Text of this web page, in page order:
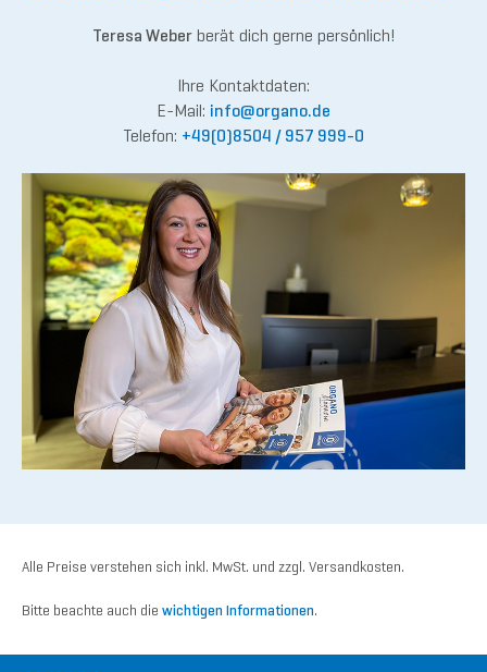
Teresa Weber berät dich gerne persönlich!
Ihre Kontaktdaten:
E-Mail: info@organo.de
Telefon: +49(0)8504 / 957 999-0
Alle Preise verstehen sich inkl. MwSt. und zzgl. Versandkosten.
Bitte beachte auch die wichtigen Informationen.